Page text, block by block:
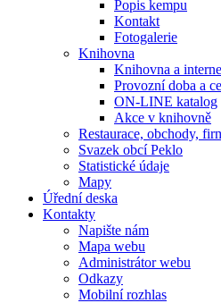
Popis kempu
Kontakt
Fotogalerie
Knihovna
Knihovna a
Provozní doba a
ON-LINE katalog
Akce v knihovně
Restaurace, obchody,
Svazek obcí Peklo
Statistické údaje
Mapy
Úřední deska
Kontakty
Napište nám
Mapa webu
Administrátor webu
Odkazy
Mobilní rozhlas